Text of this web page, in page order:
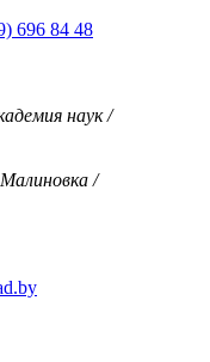
696 84 48
наук /
/